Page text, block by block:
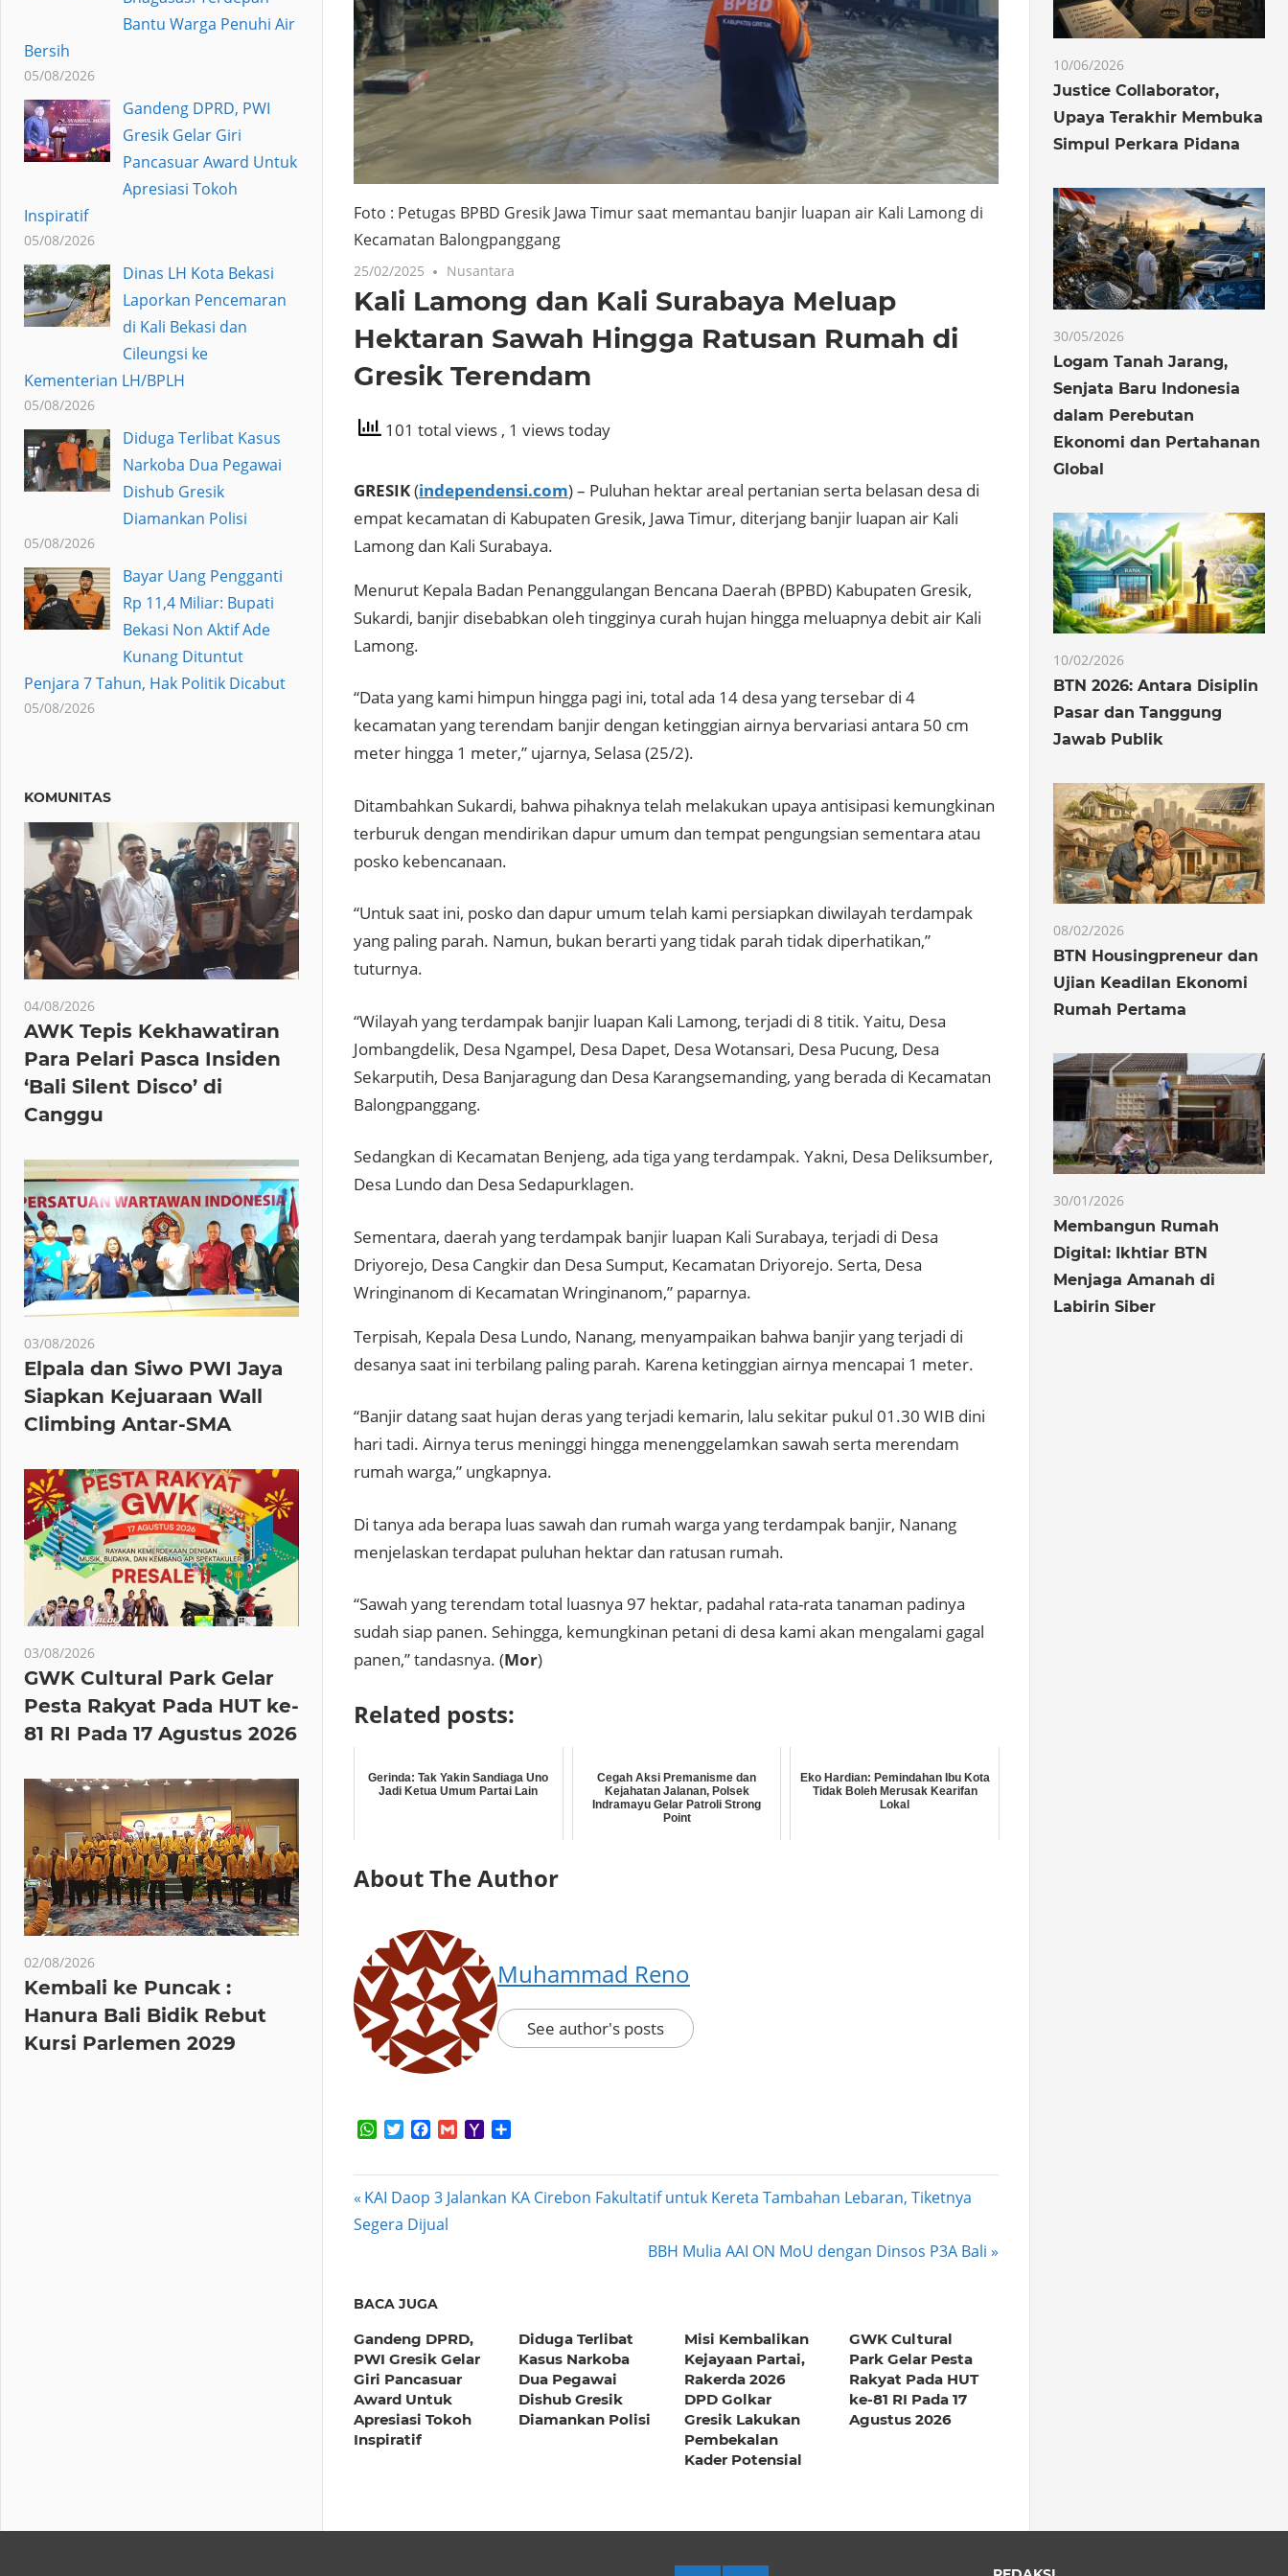
Foto : Petugas BPBD Gresik Jawa Timur saat memantau banjir luapan air Kali Lamong di
Kecamatan Balongpanggang
25/02/2025 Nusantara
Kali Lamong dan Kali Surabaya Meluap
Hektaran Sawah Hingga Ratusan Rumah di
Gresik Terendam
101 total views , 1 views today
GRESIK(independensi.com) – Puluhan hektar areal pertanian serta belasan desa di
empat kecamatan di Kabupaten Gresik, Jawa Timur, diterjang banjir luapan air Kali
Lamong dan Kali Surabaya.
Menurut Kepala Badan Penanggulangan Bencana Daerah (BPBD) Kabupaten Gresik,
Sukardi, banjir disebabkan oleh tingginya curah hujan hingga meluapnya debit air Kali
Lamong.
“Data yang kami himpun hingga pagi ini, total ada 14 desa yang tersebar di 4
kecamatan yang terendam banjir dengan ketinggian airnya bervariasi antara 50 cm
meter hingga 1 meter,” ujarnya, Selasa (25/2).
Ditambahkan Sukardi, bahwa pihaknya telah melakukan upaya antisipasi kemungkinan
terburuk dengan mendirikan dapur umum dan tempat pengungsian sementara atau
posko kebencanaan.
“Untuk saat ini, posko dan dapur umum telah kami persiapkan diwilayah terdampak
yang paling parah. Namun, bukan berarti yang tidak parah tidak diperhatikan,”
tuturnya.
“Wilayah yang terdampak banjir luapan Kali Lamong, terjadi di 8 titik. Yaitu, Desa
Jombangdelik, Desa Ngampel, Desa Dapet, Desa Wotansari, Desa Pucung, Desa
Sekarputih, Desa Banjaragung dan Desa Karangsemanding, yang berada di Kecamatan
Balongpanggang.
Sedangkan di Kecamatan Benjeng, ada tiga yang terdampak. Yakni, Desa Deliksumber,
Desa Lundo dan Desa Sedapurklagen.
Sementara, daerah yang terdampak banjir luapan Kali Surabaya, terjadi di Desa
Driyorejo, Desa Cangkir dan Desa Sumput, Kecamatan Driyorejo. Serta, Desa
Wringinanom di Kecamatan Wringinanom,” paparnya.
Terpisah, Kepala Desa Lundo, Nanang, menyampaikan bahwa banjir yang terjadi di
desanya saat ini terbilang paling parah. Karena ketinggian airnya mencapai 1 meter.
“Banjir datang saat hujan deras yang terjadi kemarin, lalu sekitar pukul 01.30 WIB dini
hari tadi. Airnya terus meninggi hingga menenggelamkan sawah serta merendam
rumah warga,” ungkapnya.
Di tanya ada berapa luas sawah dan rumah warga yang terdampak banjir, Nanang
menjelaskan terdapat puluhan hektar dan ratusan rumah.
“Sawah yang terendam total luasnya 97 hektar, padahal rata-rata tanaman padinya
sudah siap panen. Sehingga, kemungkinan petani di desa kami akan mengalami gagal
panen,” tandasnya. (Mor)
Related posts:
Gerinda: Tak Yakin Sandiaga Uno
Jadi Ketua Umum Partai Lain
Cegah Aksi Premanisme dan
Kejahatan Jalanan, Polsek
Indramayu Gelar Patroli Strong
Point
Eko Hardian: Pemindahan Ibu Kota
Tidak Boleh Merusak Kearifan
Lokal
About The Author
Muhammad Reno
See author's posts
WhatsApp
TwitterFacebook
GmailYahoo
Post
navigation
Previous
Post:
KAI Daop 3 Jalankan KA Cirebon Fakultatif untuk Kereta Tambahan Lebaran, Tiketnya
Segera Dijual
Next
BBH Mulia AAI ON MoU dengan Dinsos P3A Bali
BACA JUGA
Gandeng DPRD,
PWI Gresik Gelar
Giri Pancasuar
Award Untuk
Apresiasi Tokoh
Inspiratif
Diduga Terlibat
Kasus Narkoba
Dua Pegawai
Dishub Gresik
Diamankan Polisi
Misi Kembalikan
Kejayaan Partai,
Rakerda 2026
DPD Golkar
Gresik Lakukan
Pembekalan
Kader Potensial
GWK Cultural
Park Gelar Pesta
Rakyat Pada HUT
ke-81 RI Pada 17
Agustus 2026
Bantu Warga Penuhi Air
Bersih
05/08/2026
Gandeng DPRD, PWI
Gresik Gelar Giri
Pancasuar Award Untuk
Apresiasi Tokoh
Inspiratif
05/08/2026
Dinas LH Kota Bekasi
Laporkan Pencemaran
di Kali Bekasi dan
Cileungsi ke
Kementerian LH/BPLH
05/08/2026
Diduga Terlibat Kasus
Narkoba Dua Pegawai
Dishub Gresik
Diamankan Polisi
05/08/2026
Bayar Uang Pengganti
Rp 11,4 Miliar: Bupati
Bekasi Non Aktif Ade
Kunang Dituntut
Penjara 7 Tahun, Hak Politik Dicabut
05/08/2026
KOMUNITAS
04/08/2026
AWK Tepis Kekhawatiran
Para Pelari Pasca Insiden
‘Bali Silent Disco’ di
Canggu
03/08/2026
Elpala dan Siwo PWI Jaya
Siapkan Kejuaraan Wall
Climbing Antar-SMA
03/08/2026
GWK Cultural Park Gelar
Pesta Rakyat Pada HUT ke-
81 RI Pada 17 Agustus 2026
02/08/2026
Kembali ke Puncak :
Hanura Bali Bidik Rebut
Kursi Parlemen 2029
10/06/2026
Justice Collaborator,
Upaya Terakhir Membuka
Simpul Perkara Pidana
30/05/2026
Logam Tanah Jarang,
Senjata Baru Indonesia
dalam Perebutan
Ekonomi dan Pertahanan
Global
10/02/2026
BTN 2026: Antara Disiplin
Pasar dan Tanggung
Jawab Publik
08/02/2026
BTN Housingpreneur dan
Ujian Keadilan Ekonomi
Rumah Pertama
30/01/2026
Membangun Rumah
Digital: Ikhtiar BTN
Menjaga Amanah di
Labirin Siber